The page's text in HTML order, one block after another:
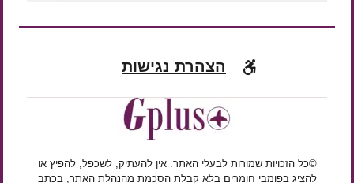
הצהרת נגישות
©כל הזכויות שמורות לבעלי האתר. אין להעתיק, לשכפל, להפיץ או
להציג בפומבי חומרים בלא קבלת הסכמת מהנהלת האתר, בכתב